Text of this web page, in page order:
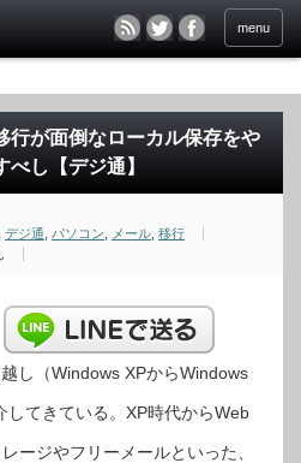
menu
行が面倒なローカル保存をや
し【デジ通】
デジ通 パソコン メール 移行
し（Windows XPからWindows
てきている。XP時代からWeb
ージやフリーメールといった、